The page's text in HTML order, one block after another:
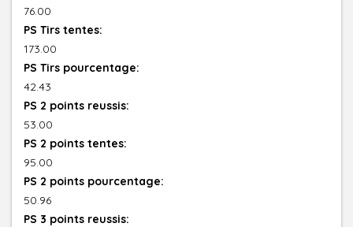
76.00
PS Tirs tentes:
173.00
PS Tirs pourcentage:
42.43
PS 2 points reussis:
53.00
PS 2 points tentes:
95.00
PS 2 points pourcentage:
50.96
PS 3 points reussis: